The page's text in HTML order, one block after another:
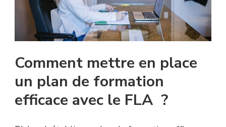
Comment mettre en place
un plan de formation
efficace avec le FLA ?